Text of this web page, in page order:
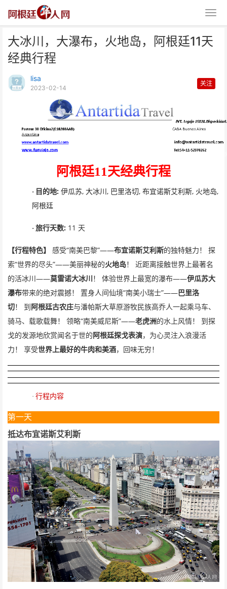
大冰川，大瀑布，火地岛，阿根廷11天
经典行程
lisa
2023-02-14
关注
阿根廷11天经典行程
· 目的地: 伊瓜苏, 大冰川 , 巴里洛切, 布宜诺斯艾利斯, 火地岛,
阿根廷
· 旅行天数: 11 天
【行程特色】 感受“南美巴黎”——布宜诺斯艾利斯的独特魅力！
探
索“世界的尽头”——美丽神秘的火地岛！
近距离接触世界上最著名
的活冰川 ——莫雷诺大冰川 ！ 体验世界上最宽的瀑布——伊瓜苏大
瀑布带来的绝对震撼！ 置身人间仙境“南美小瑞士”—— 巴里洛
切！ 到 阿根廷古农庄与潘帕斯大草原游牧民族高乔人一起乘马车、
骑马、载歌载舞！
领略“南美威尼斯”——老虎洲 的水上风情！
到探
戈的发源地欣赏闻名于世的 阿根廷探戈表演，为心灵注入浪漫活
力！
享受世界上最好的牛肉和美酒，回味无穷！
· 行程内容
第一天
抵达布宜诺斯艾利斯
大冰川，大瀑布，火地岛，阿根廷
11天经典行程